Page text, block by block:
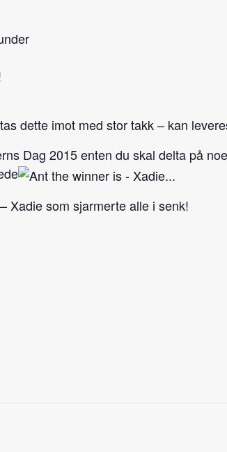
dette imot med stor takk – kan
Dag 2015 enten du skal delta på
Xadie som sjarmerte alle i senk!